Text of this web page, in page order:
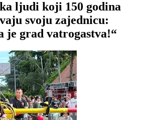
ljudi koji 150 godina
svoju zajednicu:
je grad vatrogastva!“